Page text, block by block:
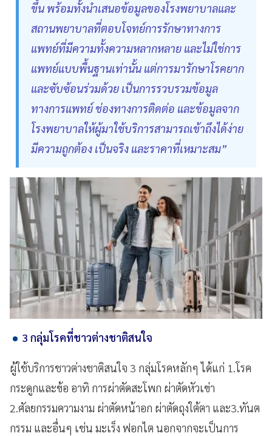
ขึ้น พร้อมทั้งนำเสนอข้อมูลของโรงพยาบาลและ
สถานพยาบาลที่ตอบโจทย์การรักษาทางการ
แพทย์ที่มีความทั้งความหลากหลาย และไม่ใช่การ
แพทย์แบบพื้นฐานเท่านั้น แต่การมารักษาโรคยาก
และซับซ้อนร่วมด้วย เป็นการรวบรวมข้อมูล
ทางการแพทย์ ช่องทางการติดต่อ และข้อมูลจาก
โรงพยาบาลให้ผู้มาใช้บริการสามารถเข้าถึงได้ง่าย
มีความถูกต้อง เป็นจริง และราคาที่เหมาะสม”
3 กลุ่มโรคที่ชาวต่างชาติสนใจ
ผู้ใช้บริการชาวต่างชาติสนใจ 3 กลุ่มโรคหลักๆ ได้แก่ 1.โรค
กระดูกและข้อ อาทิ การผ่าตัดสะโพก ผ่าตัดหัวเข่า
2.ศัลยกรรมความงาม ผ่าตัดหน้าอก ผ่าตัดถุงใต้ตา และ3.ทันต
กรรม และอื่นๆ เช่น มะเร็ง ฟอกไต นอกจากจะเป็นการ